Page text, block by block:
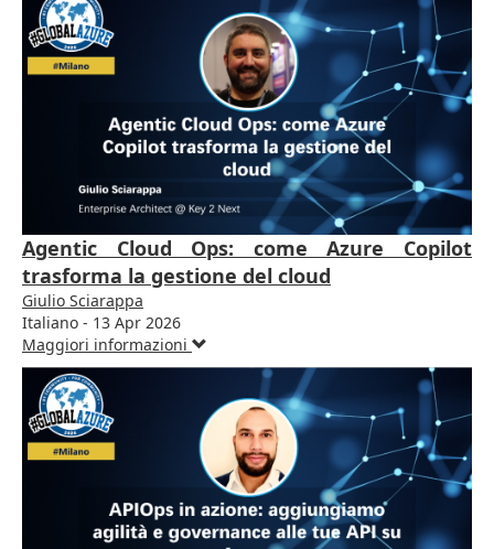
Agentic Cloud Ops: come Azure Copilot
trasforma la gestione del cloud
Giulio Sciarappa
Italiano - 13 Apr 2026
Maggiori informazioni